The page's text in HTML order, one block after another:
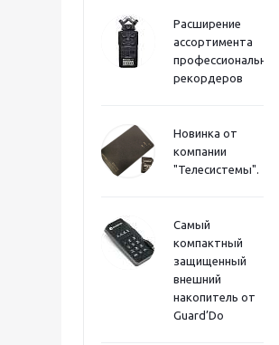
Расширение
ассортимента
профессиональных
рекордеров
Новинка от
компании
"Телесистемы".
Самый
компактный
защищенный
внешний
накопитель от
Guard’Do